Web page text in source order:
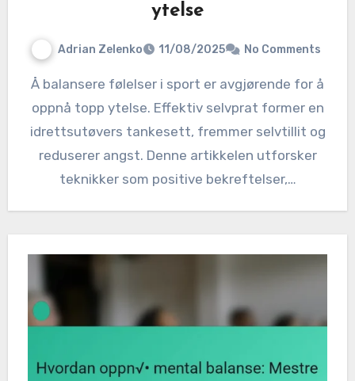
ytelse
Adrian Zelenko 11/08/2025 No Comments
Å balansere følelser i sport er avgjørende for å
oppnå topp ytelse. Effektiv selvprat former en
idrettsutøvers tankesett, fremmer selvtillit og
reduserer angst. Denne artikkelen utforsker
teknikker som positive bekreftelser,…